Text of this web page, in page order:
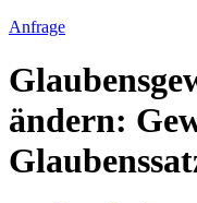
Anfrage
ändern: